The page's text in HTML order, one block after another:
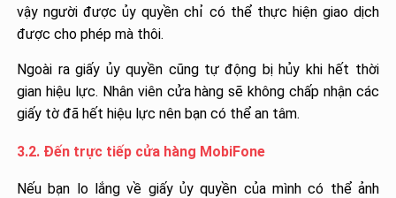
vậy người được ủy quyền chỉ có thể thực hiện giao dịch
được cho phép mà thôi.
Ngoài ra giấy ủy quyền cũng tự động bị hủy khi hết thời
gian hiệu lực. Nhân viên cửa hàng sẽ không chấp nhận các
giấy tờ đã hết hiệu lực nên bạn có thể an tâm.
3.2. Đến trực tiếp cửa hàng MobiFone
Nếu bạn lo lắng về giấy ủy quyền của mình có thể ảnh